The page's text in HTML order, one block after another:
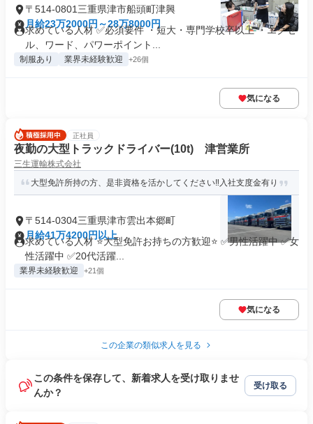
〒514-0801三重県津市船頭町津興
月給23万2000円～28万8000円
求めている人材 ✅必須要件 ・短大・専門学校卒以上 ・エクセ
ル、ワード、パワーポイント...
制服あり 業界未経験歓迎 +26個
気になる
正社員
夜勤の大型トラックドライバー(10t) 津営業所
三生運輸株式会社
大型免許所持の方、是非資格を活かしてください‼入社支度金有り
〒514-0304三重県津市雲出本郷町
月給41万4200円以上
求めている人材 ⭐大型免許お持ちの方歓迎⭐ ✅男性活躍中 ✅女
性活躍中 ✅20代活躍...
業界未経験歓迎 +21個
気になる
この企業の類似求人を見る
この条件を保存して、新着求人を受け取りませ
んか？
受け取る